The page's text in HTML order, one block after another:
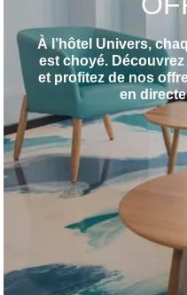
À l’hôtel Univers,
est choyé.
et profitez de nos
en